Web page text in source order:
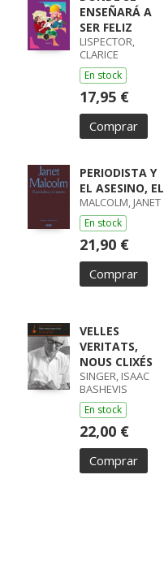
ENSEÑARÁ A
SER FELIZ
LISPECTOR,
CLARICE
En stock
17,95 €
Comprar
PERIODISTA Y
EL ASESINO, EL
MALCOLM, JANET
En stock
21,90 €
Comprar
VELLES
VERITATS,
NOUS CLIXÉS
SINGER, ISAAC
BASHEVIS
En stock
22,00 €
Comprar